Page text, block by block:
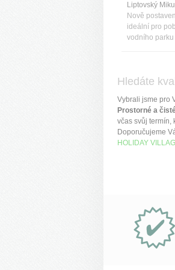
Liptovský
Nově
ideální pro
vodního parku
Hledáte
Vybrali jsme pro
Prostorné a
včas svůj termín,
Doporučujeme
HOLIDAY
Proč
e-